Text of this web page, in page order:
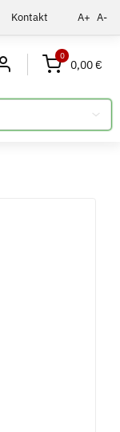
Kontakt A+ A-
0
0,00 €